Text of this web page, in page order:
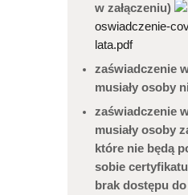
w załączeniu)
oswiadczenie-
lata.pdf
zaświadczenie
musiały osoby
zaświadczenie
musiały osoby
które nie będą
sobie
brak dostępu do